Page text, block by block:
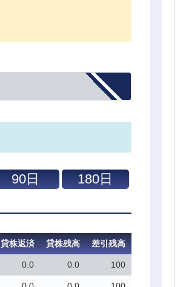
貸株返済 貸株残高 差引残高
0.0 0.0 100